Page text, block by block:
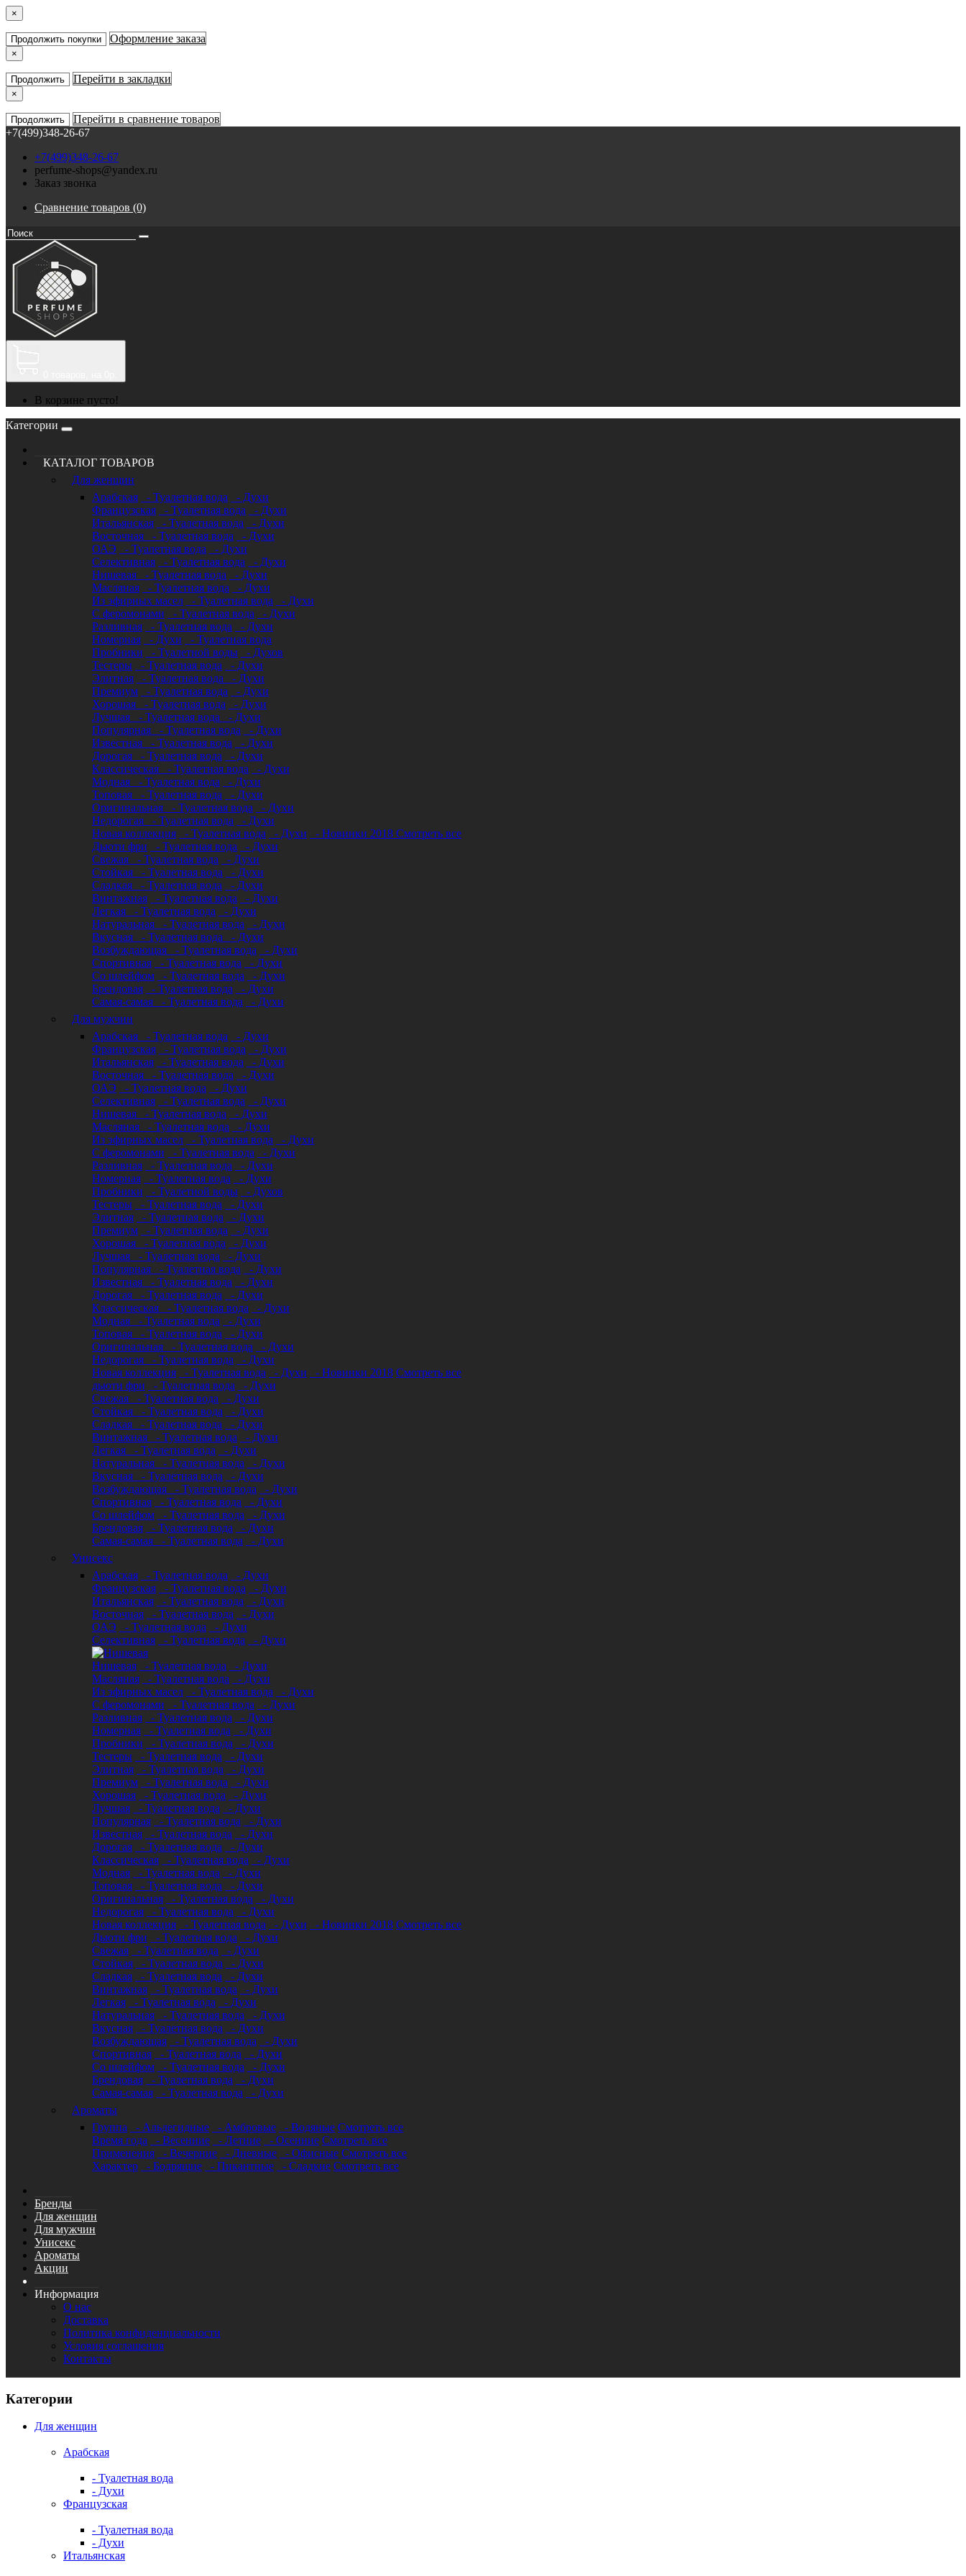
×
Продолжить покупки Оформление заказа
×
Продолжить Перейти в закладки
×
Продолжить
Перейти в сравнение товаров
+7(499)348-26-67
+7(499)348-26-67
perfume-shops@yandex.ru
Заказ звонка
Сравнение товаров (0)
В корзине пусто!
Категории
КАТАЛОГ ТОВАРОВ
Для женщин
Арабская
- Туалетная вода
- Духи
Французская
- Туалетная вода
- Духи
Итальянская
- Туалетная вода
- Духи
Восточная
- Туалетная вода
- Духи
ОАЭ
- Туалетная вода
- Духи
Селективная
- Туалетная вода
- Духи
Нишевая
- Туалетная вода
- Духи
Масляная
- Туалетная вода
- Духи
Из эфирных масел
- Туалетная вода
- Духи
С феромонами
- Туалетная вода
- Духи
Разливная
- Туалетная вода
- Духи
Номерная
- Духи
- Туалетная вода
Пробники
- Туалетной воды
- Духов
Тестеры
- Туалетная вода
- Духи
Элитная
- Туалетная вода
- Духи
Премиум
- Туалетная вода
- Духи
Хорошая
- Туалетная вода
- Духи
Лучшая
- Туалетная вода
- Духи
Популярная
- Туалетная вода
- Духи
Известная
- Туалетная вода
- Духи
Дорогая
- Туалетная вода
- Духи
Классическая
- Туалетная вода
- Духи
Модная
- Туалетная вода
- Духи
Топовая
- Туалетная вода
- Духи
Оригинальная
- Туалетная вода
- Духи
Недорогая
- Туалетная вода
- Духи
Новая коллекция
- Туалетная вода - Духи - Новинки 2018 Смотреть все
Дьюти фри
- Туалетная вода
- Духи
Свежая
- Туалетная вода
- Духи
Стойкая
- Туалетная вода
- Духи
Сладкая
- Туалетная вода
- Духи
Винтажная
- Туалетная вода
- Духи
Легкая
- Туалетная вода
- Духи
Натуральная
- Туалетная вода
- Духи
Вкусная
- Туалетная вода
- Духи
Возбуждающая
- Туалетная вода
- Духи
Спортивная
- Туалетная вода
- Духи
Со шлейфом
- Туалетная вода
- Духи
Брендовая
- Туалетная вода
- Духи
Самая-самая
- Туалетная вода
- Духи
Для мужчин
Арабская
- Туалетная вода
- Духи
Французская
- Туалетная вода
- Духи
Итальянская
- Туалетная вода
- Духи
Восточная
- Туалетная вода
- Духи
ОАЭ
- Туалетная вода
- Духи
Селективная
- Туалетная вода
- Духи
Нишевая
- Туалетная вода
- Духи
Масляная
- Туалетная вода
- Духи
Из эфирных масел
- Туалетная вода
- Духи
С феромонами
- Туалетная вода
- Духи
Разливная
- Туалетная вода
- Духи
Номерная
- Туалетная вода
- Духи
Пробники
- Туалетной воды
- Духов
Тестеры
- Туалетная вода
- Духи
Элитная
- Туалетная вода
- Духи
Премиум
- Туалетная вода
- Духи
Хорошая
- Туалетная вода
- Духи
Лучшая
- Туалетная вода
- Духи
Популярная
- Туалетная вода
- Духи
Известная
- Туалетная вода
- Духи
Дорогая
- Туалетная вода
- Духи
Классическая
- Туалетная вода
- Духи
Модная
- Туалетная вода
- Духи
Топовая
- Туалетная вода
- Духи
Оригинальная
- Туалетная вода
- Духи
Недорогая
- Туалетная вода
- Духи
Новая коллекция
- Туалетная вода - Духи - Новинки 2018 Смотреть все
дьюти фри
- Туалетная вода
- Духи
Свежая
- Туалетная вода
- Духи
Стойкая
- Туалетная вода
- Духи
Сладкая
- Туалетная вода
- Духи
Винтажная
- Туалетная вода
- Духи
Легкая
- Туалетная вода
- Духи
Натуральная
- Туалетная вода
- Духи
Вкусная
- Туалетная вода
- Духи
Возбуждающая
- Туалетная вода
- Духи
Спортивная
- Туалетная вода
- Духи
Со шлейфом
- Туалетная вода
- Духи
Брендовая
- Туалетная вода
- Духи
Самая-самая
- Туалетная вода
- Духи
Унисекс
Арабская
- Туалетная вода
- Духи
Французская
- Туалетная вода
- Духи
Итальянская
- Туалетная вода
- Духи
Восточная
- Туалетная вода
- Духи
ОАЭ
- Туалетная вода
- Духи
Селективная
- Туалетная вода - Духи
Нишевая - Туалетная вода
- Духи
Масляная
- Туалетная вода
- Духи
Из эфирных масел
- Туалетная вода
- Духи
С феромонами
- Туалетная вода
- Духи
Разливная
- Туалетная вода
- Духи
Номерная
- Туалетная вода
- Духи
Пробники
- Туалетная вода
- Духи
Тестеры
- Туалетная вода
- Духи
Элитная
- Туалетная вода
- Духи
Премиум
- Туалетная вода
- Духи
Хорошая
- Туалетная вода
- Духи
Лучшая
- Туалетная вода
- Духи
Популярная
- Туалетная вода
- Духи
Известная
- Туалетная вода
- Духи
Дорогая
- Туалетная вода
- Духи
Классическая
- Туалетная вода
- Духи
Модная
- Туалетная вода
- Духи
Топовая
- Туалетная вода
- Духи
Оригинальная
- Туалетная вода
- Духи
Недорогая
- Туалетная вода
- Духи
Новая коллекция
- Туалетная вода - Духи - Новинки 2018 Смотреть все
Дьюти фри
- Туалетная вода
- Духи
Свежая
- Туалетная вода
- Духи
Стойкая
- Туалетная вода
- Духи
Сладкая
- Туалетная вода
- Духи
Винтажная
- Туалетная вода
- Духи
Легкая
- Туалетная вода
- Духи
Натуральная
- Туалетная вода
- Духи
Вкусная
- Туалетная вода
- Духи
Возбуждающая
- Туалетная вода
- Духи
Спортивная
- Туалетная вода
- Духи
Со шлейфом
- Туалетная вода
- Духи
Брендовая
- Туалетная вода
- Духи
Самая-самая
- Туалетная вода
- Духи
Ароматы
Группа
- Альдегидные - Амбровые - Водяные Смотреть все
Время года
- Весенние - Летние - Осенние Смотреть все
Применения
- Вечерние - Дневные - Офисные Смотреть все
Характер
- Бодрящие - Пикантные - Сладкие Смотреть все
Бренды
Для женщин
Для мужчин
Унисекс
Ароматы
Акции
Информация
О нас
Доставка
Политика конфиденциальности
Условия соглашения
Контакты
Категории
Для женщин
Арабская
- Туалетная вода
- Духи
Французская
- Туалетная вода
- Духи
Итальянская